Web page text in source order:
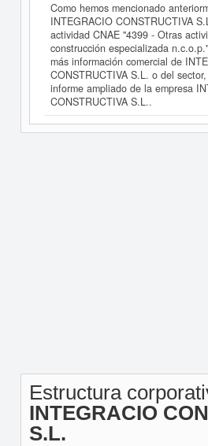
Como hemos mencionado
INTEGRACIO CONSTRUCTIVA
actividad CNAE "4399 - Otras
construcción especializada
más información comercial de
CONSTRUCTIVA S.L. o del
informe ampliado de la empresa
CONSTRUCTIVA S.L..
Estructura
INTEGRACIO
S.L.